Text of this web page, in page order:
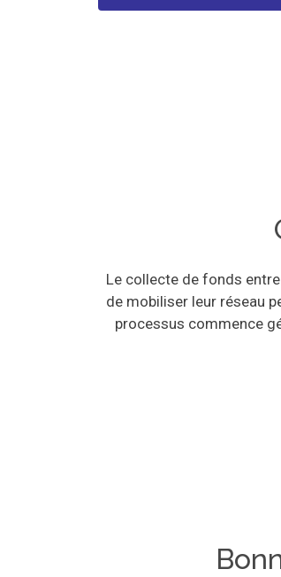
Le collecte de fonds
de mobiliser leur réseau
processus commence